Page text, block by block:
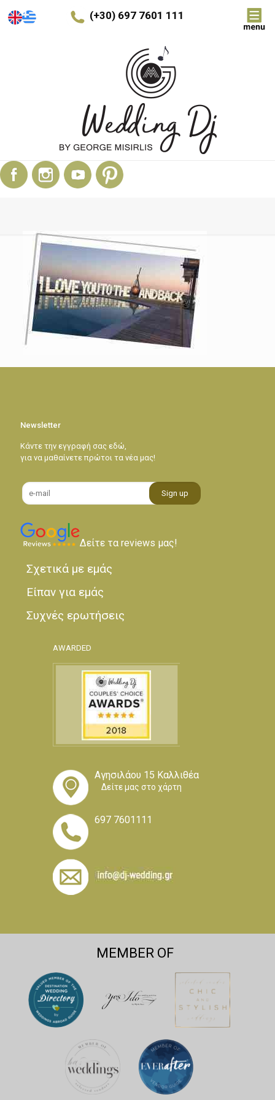
(+30) 697 7601 111
Newsletter
Κάντε την εγγραφή σας εδώ,
για να μαθαίνετε πρώτοι τα νέα μας!
Δείτε τα reviews μας!
Σχετικά με εμάς
Είπαν για εμάς
Συχνές ερωτήσεις
AWARDED
Αγησιλάου 15 Καλλιθέα
Δείτε μας στο χάρτη
697 7601111
MEMBER OF